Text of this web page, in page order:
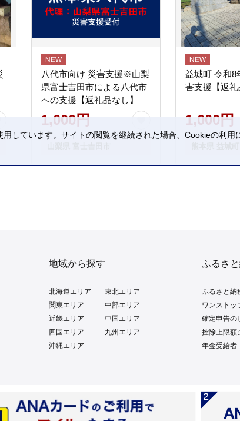
八代市向け 災害支援※山梨
県富士吉田市による八代市
への支援【返礼品なし】
1,000円
益城町 令和8
害支援【返礼
1,000円
地域から探す
北海道エリア
東北エリア
関東エリア
中部エリア
近畿エリア
中国エリア
四国エリア
九州エリア
沖縄エリア
ふるさ
ふるさと納
ワンストッ
確定申告の
控除上限額
年金受給者
しています。サイトの閲覧を継続された場合、Cookieの利用